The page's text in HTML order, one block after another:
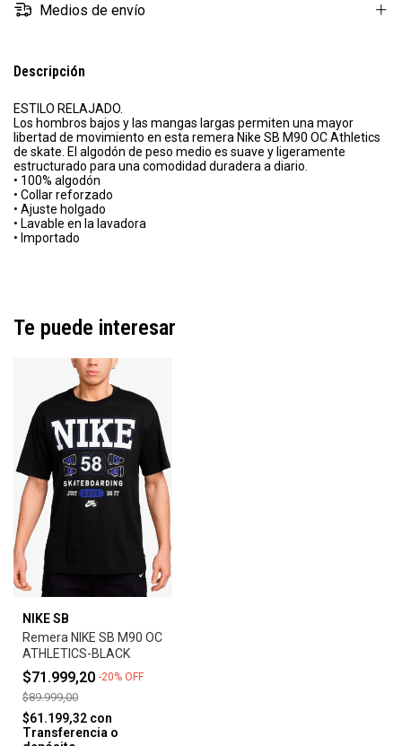
Medios de envío
Descripción
ESTILO RELAJADO.
Los hombros bajos y las mangas largas permiten una mayor
libertad de movimiento en esta remera Nike SB M90 OC Athletics
de skate. El algodón de peso medio es suave y ligeramente
estructurado para una comodidad duradera a diario.
• 100% algodón
• Collar reforzado
• Ajuste holgado
• Lavable en la lavadora
• Importado
Te puede interesar
NIKE SB
Remera NIKE SB M90 OC
ATHLETICS-BLACK
$71.999,20 -20% OFF
$89.999,00
$61.199,32 con
Transferencia o